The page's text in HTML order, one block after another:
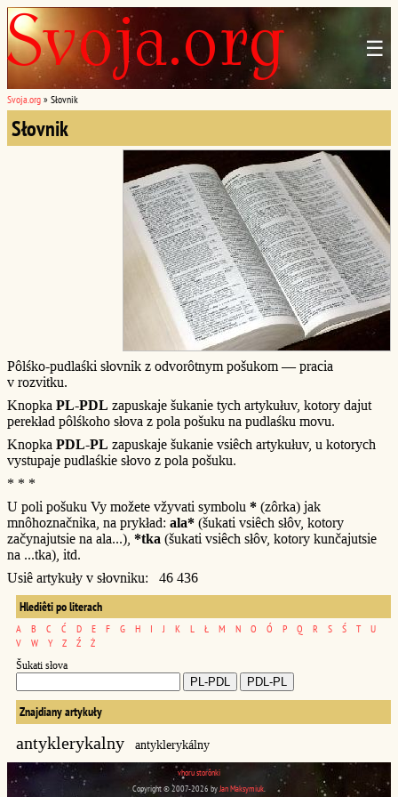
☰
Svoja.org » Słovnik
Słovnik
Pôlśko-pudlaśki słovnik z odvorôtnym pošukom — pracia
v rozvitku.
Knopka PL-PDL zapuskaje šukanie tych artykułuv, kotory dajut
perekład pôlśkoho słova z pola pošuku na pudlaśku movu.
Knopka PDL-PL zapuskaje šukanie vsiêch artykułuv, u kotorych
vystupaje pudlaśkie słovo z pola pošuku.
* * *
U poli pošuku Vy možete vžyvati symbolu * (zôrka) jak
mnôhoznačnika, na prykład: ala* (šukati vsiêch słôv, kotory
začynajutsie na ala...), *tka (šukati vsiêch słôv, kotory kunčajutsie
na ...tka), itd.
Usiê artykuły v słovniku: 46 436
Hlediêti po literach
A B C Ć D E F G H I J K L Ł M N O Ó P Q R S Ś T
U
V
W Y Z Ź Ż
Šukati słova
Znajdiany artykuły
antyklerykalny antyklerykálny
vhoru storônki
Copyright © 2007-2026 byJan Maksymiuk